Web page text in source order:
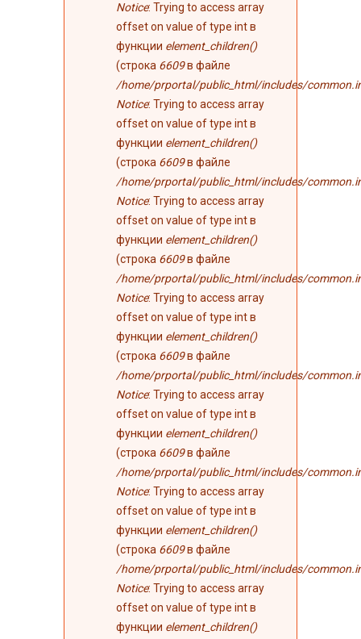
Notice: Trying to access array
offset on value of type int в
функции element_children()
(строка 6609в файле
/home/prportal/public_html/includes/
Notice: Trying to access array
offset on value of type int в
функции element_children()
(строка 6609в файле
/home/prportal/public_html/includes/
Notice: Trying to access array
offset on value of type int в
функции element_children()
(строка 6609в файле
/home/prportal/public_html/includes/
Notice: Trying to access array
offset on value of type int в
функции element_children()
(строка 6609в файле
/home/prportal/public_html/includes/
Notice: Trying to access array
offset on value of type int в
функции element_children()
(строка 6609в файле
/home/prportal/public_html/includes/
Notice: Trying to access array
offset on value of type int в
функции element_children()
(строка 6609в файле
/home/prportal/public_html/includes/
Notice: Trying to access array
offset on value of type int в
функции element_children()